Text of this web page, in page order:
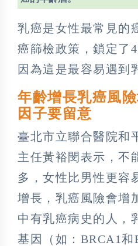
乳癌是女性最常見的
癌篩檢政策，鎖定了
因為這是最容易遇到
年齡增長乳癌風
因子要留意
臺北市立聯合醫院和
主任黃裕閔表示，不
多，女性比男性更容
增長，乳癌風險會增
中有乳癌病史的人，
基因（如：BRCA1和